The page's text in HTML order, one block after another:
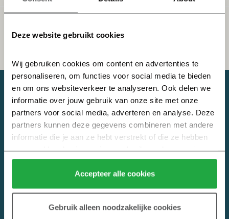
Deze website gebruikt cookies
Wij gebruiken cookies om content en advertenties te
personaliseren, om functies voor social media te bieden
en om ons websiteverkeer te analyseren. Ook delen we
informatie over jouw gebruik van onze site met onze
partners voor social media, adverteren en analyse. Deze
partners kunnen deze gegevens combineren met andere
informatie die je aan ze hebt verstrekt of die ze hebben
verzameld op basis van jouw gebruik van hun services.
Klik hier voor meer informatie over ons cookiebeleid.
Accepteer alle cookies
Gebruik alleen noodzakelijke cookies
Wil je meer informatie?
Meld je aan voor de nieuwsbrief om als eerste op de hoogte te zijn
van nieuwe ontwikkelingen over ORION.
Heijmans Vastgoed B.V. | Marith Houweling
info@oriondenhaag.nl
ORION Den Haag